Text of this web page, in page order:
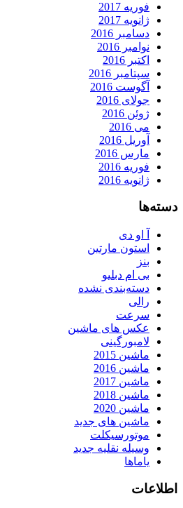
فوریه 2017
ژانویه 2017
دسامبر 2016
نوامبر 2016
اکتبر 2016
سپتامبر 2016
آگوست 2016
جولای 2016
ژوئن 2016
می 2016
آوریل 2016
مارس 2016
فوریه 2016
ژانویه 2016
دسته‌ها
آ او دی
استون مارتین
بنز
بی ام دبلیو
دسته‌بندی نشده
رالی
سرعت
عکس های ماشین
لامبورگینی
ماشین 2015
ماشین 2016
ماشین 2017
ماشین 2018
ماشین 2020
ماشین های جدید
موتورسیکلت
وسیله نقلیه جدید
یاماها
اطلاعات